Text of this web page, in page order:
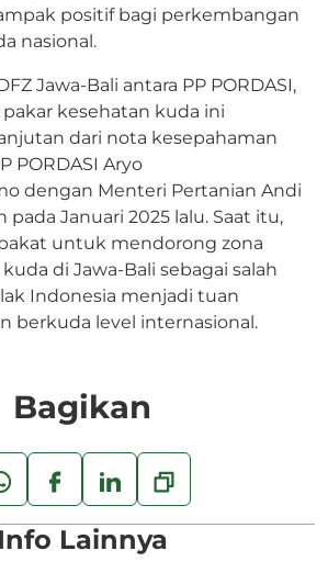
positif bagi perkembangan
nasional.
Jawa-Bali antara PP PORDASI,
kesehatan kuda ini
dari nota kesepahaman
PORDASI Aryo
dengan Menteri Pertanian Andi
pada Januari 2025 lalu. Saat itu,
untuk mendorong zona
di Jawa-Bali sebagai salah
Indonesia menjadi tuan
berkuda level internasional.
Bagikan
Info Lainnya